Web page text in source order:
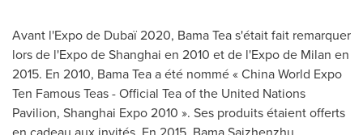
Avant l'Expo de Dubaï 2020, Bama Teas'était fait remarquer
lors de l'Expo deShanghai en 2010 etde l'Expo de Milan en
2015. En 2010, Bama Teaa été nommé « China World Expo
Ten Famous Teas - Official Tea of the United Nations
Pavilion, Shanghai Expo 2010 ». Ses produits étaient offerts